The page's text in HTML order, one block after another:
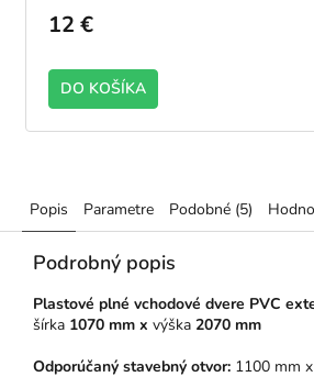
12 €
DO KOŠÍKA
Popis Parametre Podobné (5)
Podrobný popis
Plastové plné vchodové dvere PVC
šírka 1070 mm x výška 2070 mm
Odporúčaný stavebný otvor: 1100 mm